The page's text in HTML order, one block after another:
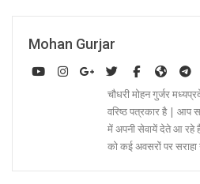
Mohan Gurjar
चौधरी मोहन गुर्जर
वरिष्ठ पत्रकार है | आप
में अपनी सेवायें देते आ रहे
को कई अवसरों पर सराहा